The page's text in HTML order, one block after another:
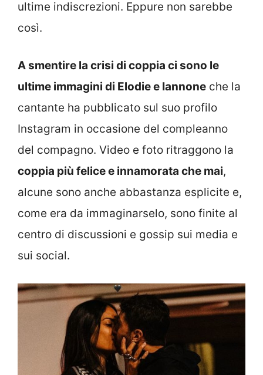
ultime indiscrezioni. Eppure non sarebbe
così.
A smentire la crisi di coppia ci sono le
ultime immagini di Elodie e Iannone che la
cantante ha pubblicato sul suo profilo
Instagram in occasione del compleanno
del compagno. Video e foto ritraggono la
coppia più felice e innamorata che mai,
alcune sono anche abbastanza esplicite e,
come era da immaginarselo, sono finite al
centro di discussioni e gossip sui media e
sui social.